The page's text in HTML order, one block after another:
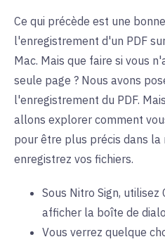
Ce qui précède est une
l'enregistrement d'un PDF
Mac. Mais que faire si vous
seule page ? Nous avons
l'enregistrement du PDF.
allons explorer comment
pour être plus précis dans la
enregistrez vos fichiers.
Sous Nitro Sign, utilisez
afficher la boîte de
Vous verrez quelque